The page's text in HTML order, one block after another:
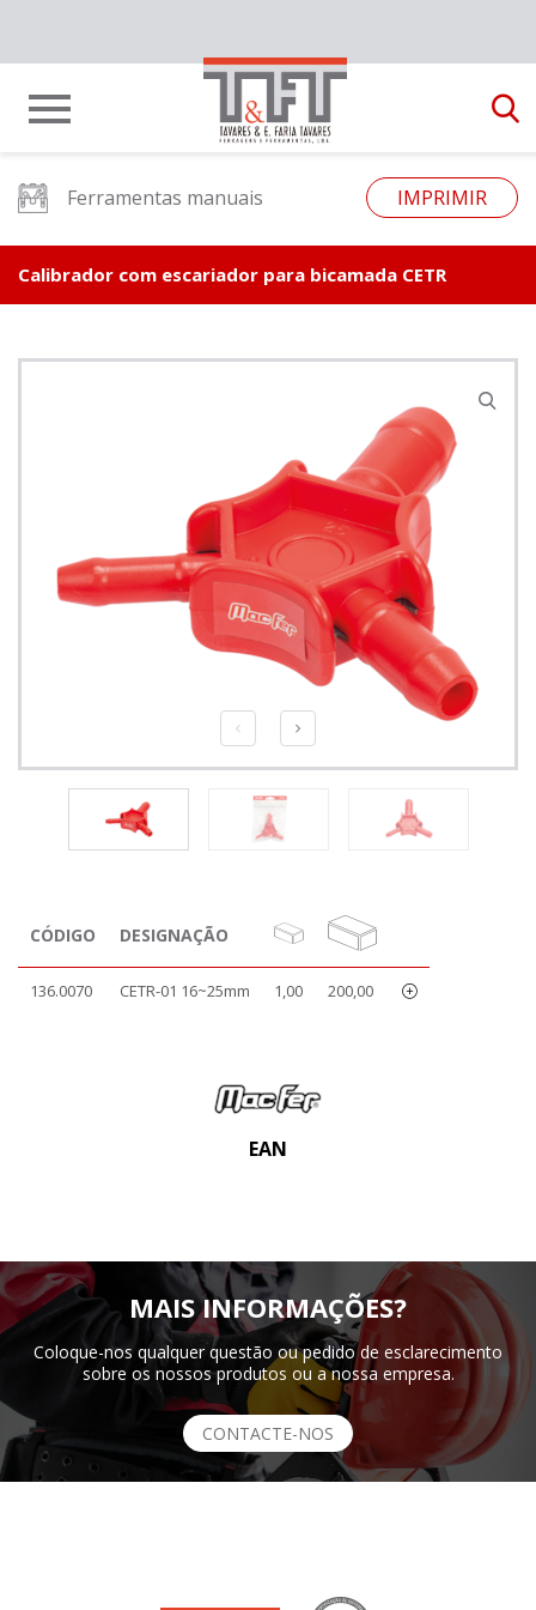
Ferramentas manuais IMPRIMIR
Calibrador com escariador para bicamada CETR
CÓDIGO DESIGNAÇÃO
136.0070 CETR-01 16~25mm 1,00 200,00
EAN
MAIS INFORMAÇÕES?
Coloque-nos qualquer questão ou pedido de esclarecimento
sobre os nossos produtos ou a nossa empresa.
CONTACTE-NOS